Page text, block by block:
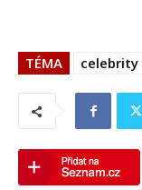
TÉMA celebrity